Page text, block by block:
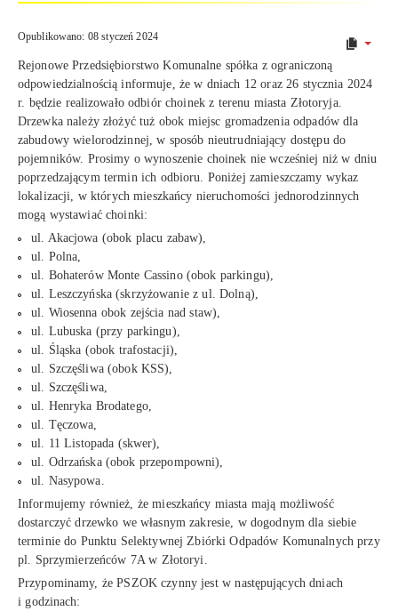
Opublikowano: 08 styczeń 2024
Rejonowe Przedsiębiorstwo Komunalne spółka z ograniczoną
odpowiedzialnością informuje, że w dniach 12 oraz 26 stycznia 2024
r. będzie realizowało odbiór choinek z terenu miasta Złotoryja.
Drzewka należy złożyć tuż obok miejsc gromadzenia odpadów dla
zabudowy wielorodzinnej, w sposób nieutrudniający dostępu do
pojemników. Prosimy o wynoszenie choinek nie wcześniej niż w dniu
poprzedzającym termin ich odbioru. Poniżej zamieszczamy wykaz
lokalizacji, w których mieszkańcy nieruchomości jednorodzinnych
mogą wystawiać choinki:
ul. Akacjowa (obok placu zabaw),
ul. Polna,
ul. Bohaterów Monte Cassino (obok parkingu),
ul. Leszczyńska (skrzyżowanie z ul. Dolną),
ul. Wiosenna obok zejścia nad staw),
ul. Lubuska (przy parkingu),
ul. Śląska (obok trafostacji),
ul. Szczęśliwa (obok KSS),
ul. Szczęśliwa,
ul. Henryka Brodatego,
ul. Tęczowa,
ul. 11 Listopada (skwer),
ul. Odrzańska (obok przepompowni),
ul. Nasypowa.
Informujemy również, że mieszkańcy miasta mają możliwość
dostarczyć drzewko we własnym zakresie, w dogodnym dla siebie
terminie do Punktu Selektywnej Zbiórki Odpadów Komunalnych przy
pl. Sprzymierzeńców 7A w Złotoryi.
Przypominamy, że PSZOK czynny jest w następujących dniach
i godzinach: